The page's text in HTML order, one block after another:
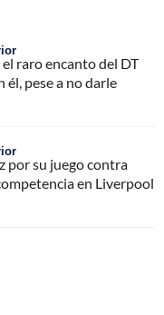
el raro encanto del DT
él, pese a no darle
por su juego contra
en Liverpool